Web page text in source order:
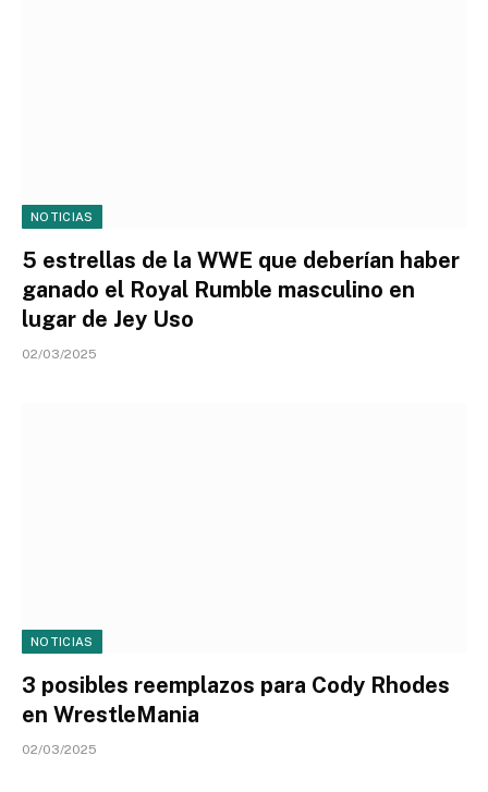
NOTICIAS
5 estrellas de la WWE que deberían haber
ganado el Royal Rumble masculino en
lugar de Jey Uso
02/03/2025
NOTICIAS
3 posibles reemplazos para Cody Rhodes
en WrestleMania
02/03/2025